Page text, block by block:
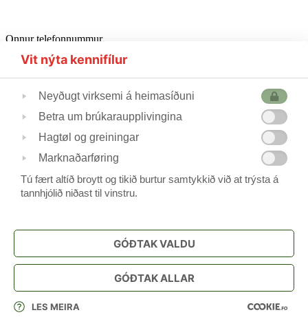
Onnur telefonnummur
Starvsfólkarúm
Førleikastovan
Heilsufrøðingur
302510
222445
562355
Varaskúlastjórin
Skrivstovukvinnan
227244 / 223690
506088
215388/211744
Frítíðarskúlin www.argjahamri.fo
Stillingar fyri kennifílur
Rita inn
Vit nýta kennifílur
Neyðugt virksemi á heimasíðuni
Betra um brúkaraupplivingina
Hagtøl og greiningar
Marknaðarføring
Tú fært altíð broytt og tikið burtur samtykkið við at trýsta á
tannhjólið niðast til vinstru.
GÓÐTAK VALDU
GÓÐTAK ALLAR
LES MEIRA